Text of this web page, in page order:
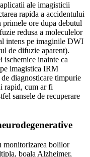
ale imagisticii
rapida a accidentului
ore dupa debutul
redusa a moleculelor
intens pe imaginile DWI
de difuzie aparent).
ischemice inainte ca
imagistica IRM
diagnosticare timpurie
rapid, cum ar fi
sansele de recuperare
monitorizarea bolilor
boala Alzheimer,